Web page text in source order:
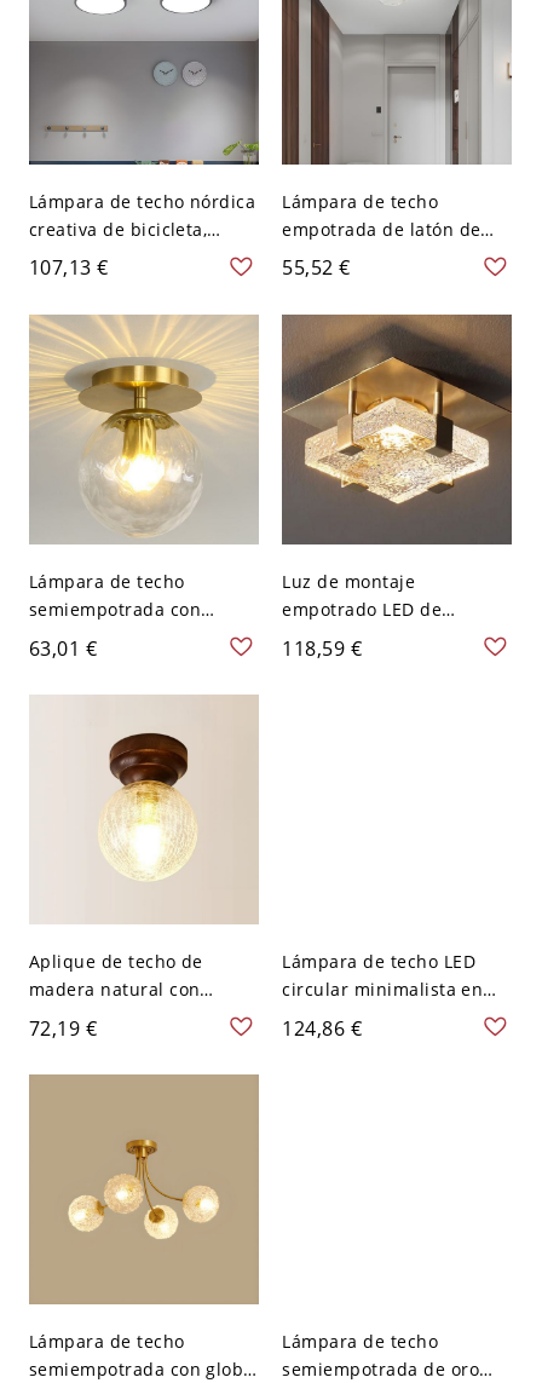
Lámpara de techo nórdica
creativa de bicicleta,
plafón LED para
dormitorio infantil y
guardería - 110 A 120 V
Gris Luz cálida
107,13 €
Lámpara de techo
empotrada de latón de
mediados de siglo, globo
de vidrio para pasillo
dormitorio, lámpara de
entrada de perfil bajo -
110 A 120 V Transparente
55,52 €
Lámpara de techo
semiempotrada con
pantalla vítrea,
LED/incandescente/fluore
scente, 1 luz de aleación
110V-120V
63,01 €
Luz de montaje
empotrado LED de
aleación Aurous 1 de
vidrio para uso
118,59 €
Aplique de techo de
madera natural con
pantalla de vidrio, luz
LED/incandescente/fluore
scente, forma angular, 1
110V-120V, nogal
72,19 €
Lámpara de techo LED
circular minimalista en
marfil con pantalla de
vidrio blanco - 110 A 120 V
124,86 €
Lámpara de techo
semiempotrada con globo
Lámpara de techo
semiempotrada de oro